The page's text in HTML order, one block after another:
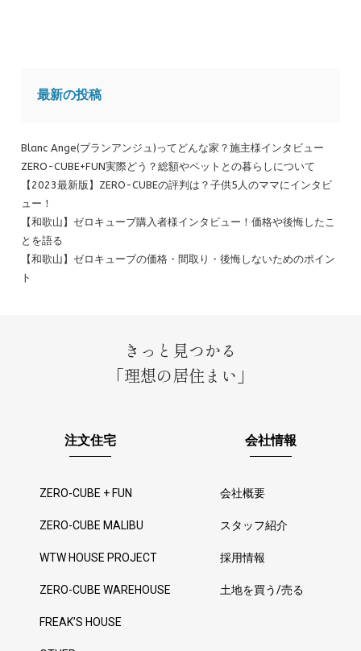
最新の投稿
Blanc Ange(ブランアンジュ)ってどんな家？施主様インタビュー
ZERO-CUBE+FUN実際どう？総額やペットとの暮らしについて
【2023最新版】ZERO-CUBEの評判は？子供5人のママにインタビ
ュー！
【和歌山】ゼロキューブ購入者様インタビュー！価格や後悔したこ
とを語る
【和歌山】ゼロキューブの価格・間取り・後悔しないためのポイン
ト
きっと見つかる
「理想の居住まい」
注文住宅
ZERO-CUBE + FUN
ZERO-CUBE MALIBU
WTW HOUSE PROJECT
ZERO-CUBE WAREHOUSE
FREAK’S HOUSE
会社情報
会社概要
スタッフ紹介
採用情報
土地を買う/売る